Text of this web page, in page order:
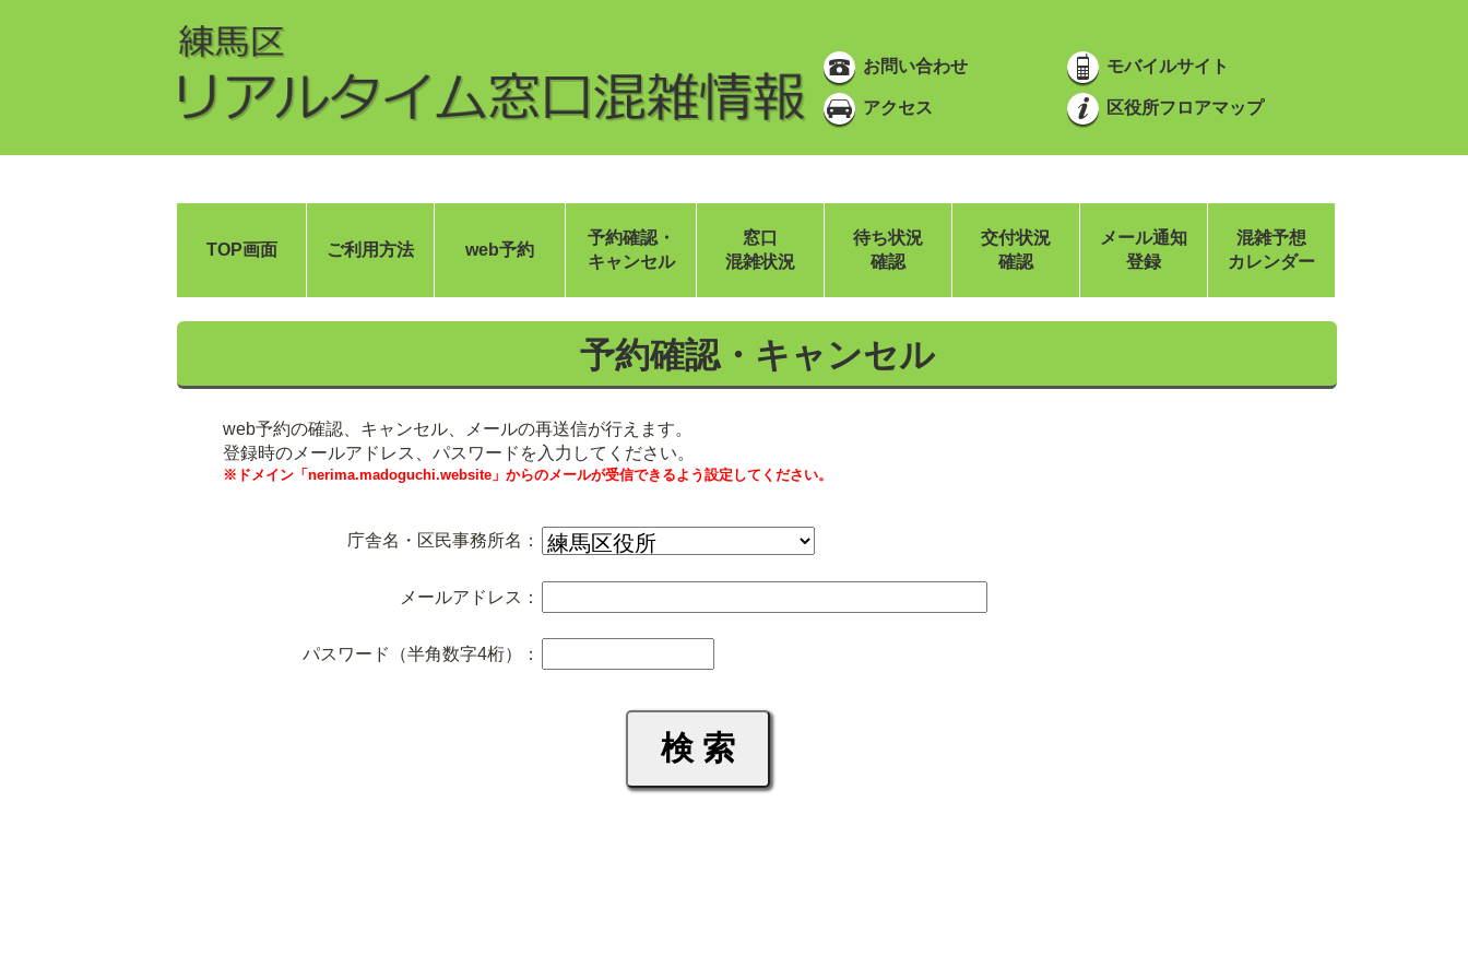
お問い合わせ モバイルサイト
アクセス 区役所フロアマップ
TOP画面 ご利用方法 web予約
予約確認・
キャンセル
窓口
混雑状況
待ち状況
確認
交付状況
確認
メール通知
登録
混雑予想
カレンダー
予約確認・キャンセル
web予約の確認、キャンセル、メールの再送信が行えます。
登録時のメールアドレス、パスワードを入力してください。
※ドメイン「nerima.madoguchi.website」からのメールが受信できるよう設定してください。
庁舎名・区民事務所名：
メールアドレス：
パスワード（半角数字4桁）：